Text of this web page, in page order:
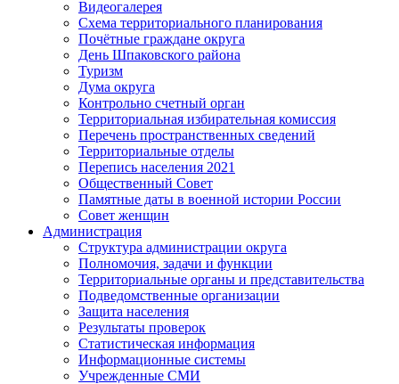
Видеогалерея
Схема территориального планирования
Почётные граждане округа
День Шпаковского района
Туризм
Дума округа
Контрольно счетный орган
Территориальная избирательная комиссия
Перечень пространственных сведений
Территориальные отделы
Перепись населения 2021
Общественный Совет
Памятные даты в военной истории России
Совет женщин
Администрация
Структура администрации округа
Полномочия, задачи и функции
Территориальные органы и представительства
Подведомственные организации
Защита населения
Результаты проверок
Статистическая информация
Информационные системы
Учрежденные СМИ